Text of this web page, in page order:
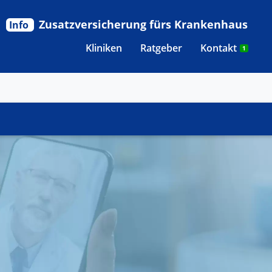
Kliniken
Ratgeber Kontakt 1
Info Zusatzversicherung fürs Krankenhaus